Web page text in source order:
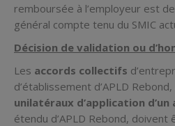
remboursée à l’employeur est
général compte tenu du SMIC
Décision de validation ou
Les accords collectifs
d’établissement d’APLD
unilatéraux d’application
étendu d’APLD Rebond, doivent